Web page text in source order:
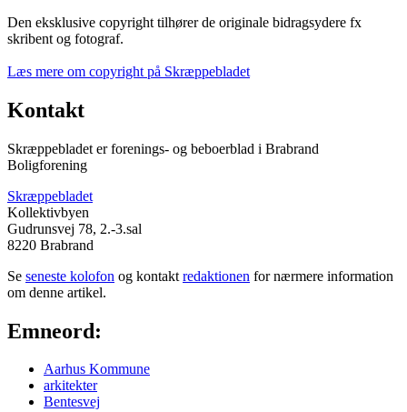
Den eksklusive copyright tilhører de originale bidragsydere fx
skribent og fotograf.
Læs mere om copyright på Skræppebladet
Kontakt
Skræppebladet er forenings- og beboerblad i Brabrand
Boligforening
Skræppebladet
Kollektivbyen
Gudrunsvej 78, 2.-3.sal
8220 Brabrand
Se seneste kolofon og kontakt redaktionen for nærmere information
om denne artikel.
Emneord:
Aarhus Kommune
arkitekter
Bentesvej